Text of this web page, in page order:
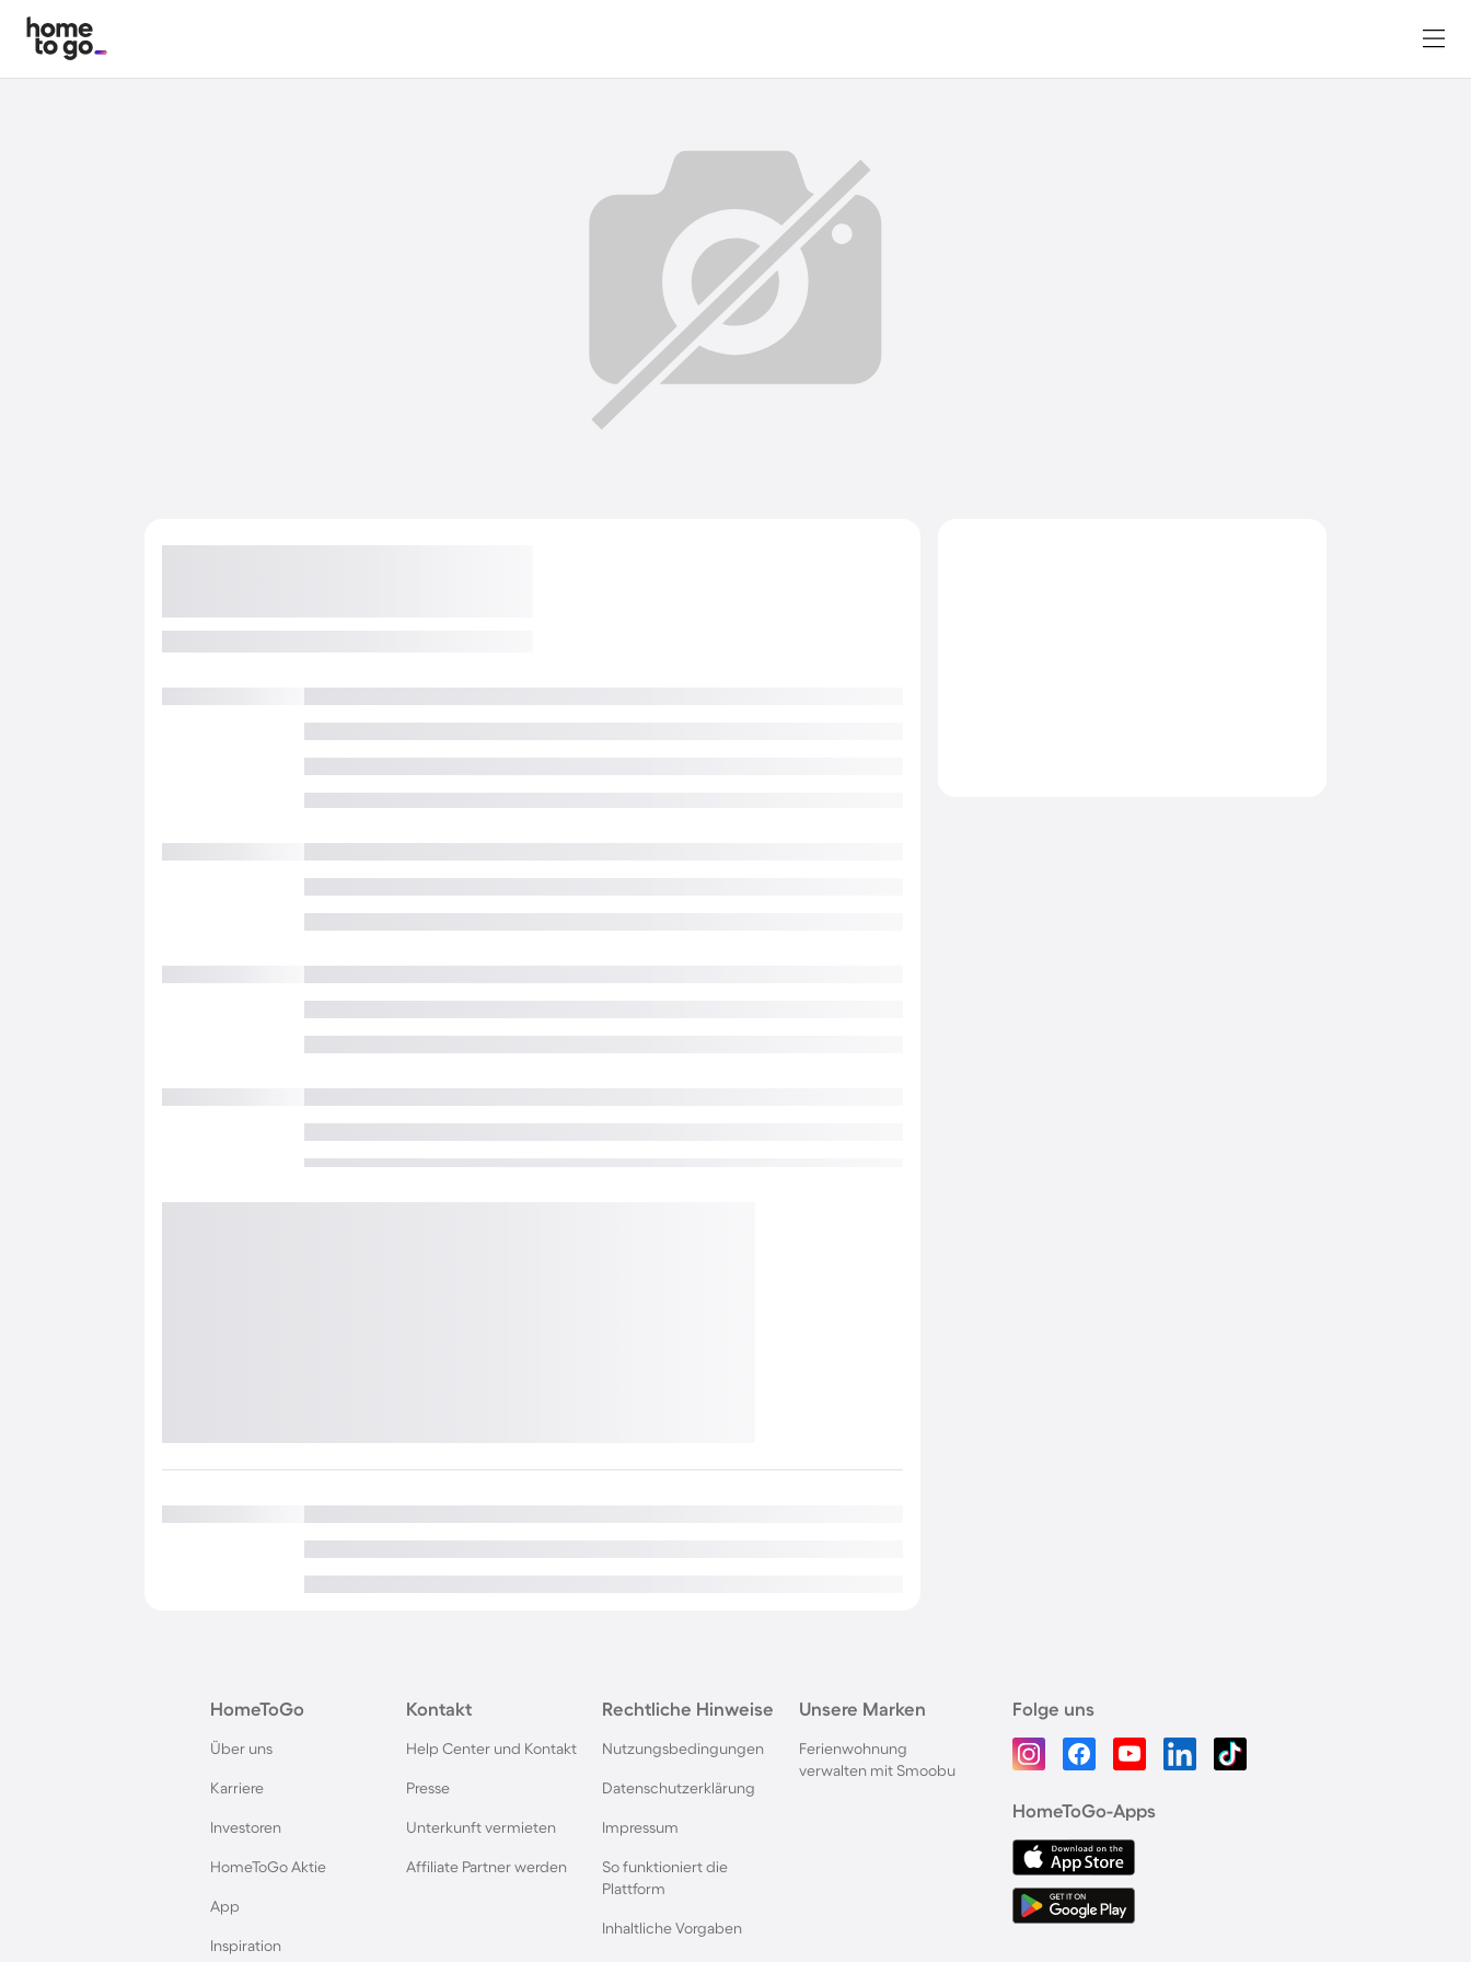
HomeToGo
Über uns
Karriere
Investoren
HomeToGo Aktie
App
Inspiration
Kontakt
Help Center und Kontakt
Presse
Unterkunft vermieten
Affiliate Partner werden
Rechtliche Hinweise
Nutzungsbedingungen
Datenschutzerklärung
Impressum
So funktioniert die
Plattform
Inhaltliche Vorgaben
Unsere Marken
Ferienwohnung
verwalten mit Smoobu
Folge uns
HomeToGo-Apps